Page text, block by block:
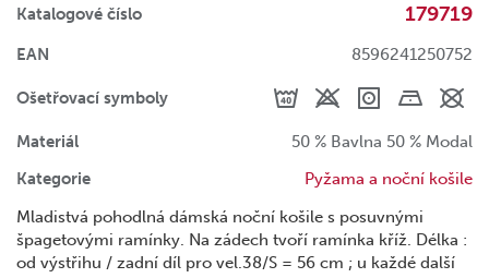
Katalogové číslo 179719
EAN 8596241250752
Ošetřovací symboly
Materiál
50 % Bavlna 50 % Modal
Kategorie
Pyžama a noční košile
Mladistvá pohodlná dámská noční košile s posuvnými
špagetovými ramínky. Na zádech tvoří ramínka kříž. Délka :
od výstřihu / zadní díl pro vel.38/S = 56 cm ; u každé další